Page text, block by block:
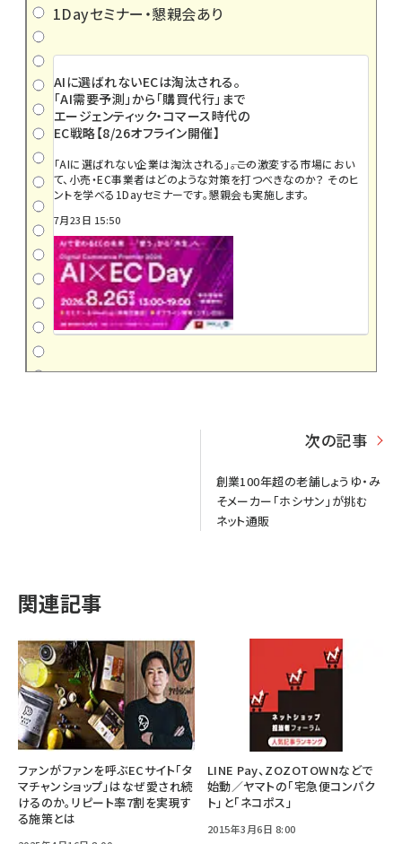
1Dayセミナー・懇親会あり
AIに選ばれないECは淘汰される。
「AI需要予測」から「購買代行」まで
エージェンティック・コマース時代の
EC戦略【8/26オフライン開催】
「AIに選ばれない企業は淘汰される」――。この激変する市場におい
て、小売・EC事業者はどのような対策を打つべきなのか？ そのヒ
ントを学べる1Dayセミナーです。懇親会も実施します。
7月23日 15:50
次の記事
創業100年超の老舗しょうゆ・み
そメーカー「ホシサン」が挑む
ネット通販
関連記事
ファンがファンを呼ぶECサイト「タ
マチャンショップ」はなぜ愛され続
けるのか。リピート率7割を実現す
る施策とは
LINE Pay、ZOZOTOWNなどで
始動／ヤマトの「宅急便コンパク
ト」と「ネコポス」
2015年3月6日 8:00